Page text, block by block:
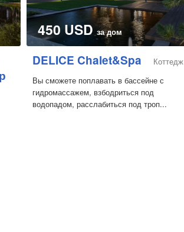
450 USDза дом
DELICE Chalet&Spa
Коттедж
Вы сможете поплавать в бассейне с
гидромассажем, взбодриться под
водопадом, расслабиться под троп...